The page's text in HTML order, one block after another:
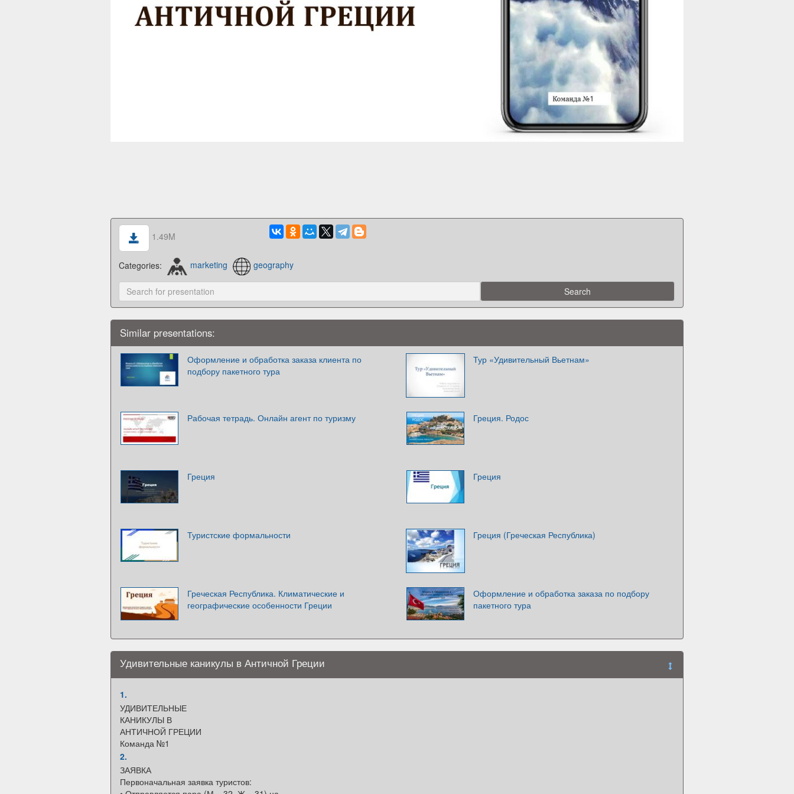
1.49M
Categories: marketing geography
Similar presentations:
Оформление и обработка заказа клиента по
подбору пакетного тура
Тур «Удивительный Вьетнам»
Рабочая тетрадь. Онлайн агент по туризму Греция. Родос
Греция Греция
Туристские формальности Греция (Греческая Республика)
Греческая Республика. Климатические и
географические особенности Греции
Оформление и обработка заказа по подбору
пакетного тура
Удивительные каникулы в Античной Греции
1.
УДИВИТЕЛЬНЫЕ
КАНИКУЛЫ В
АНТИЧНОЙ ГРЕЦИИ
Команда №1
2.
ЗАЯВКА
Первоначальная заявка туристов: